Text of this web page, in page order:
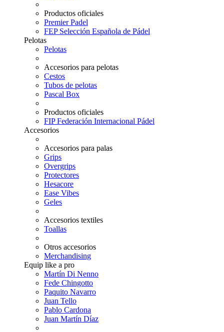
Productos oficiales
Premier Padel
FEP Selección Española de Pádel
Pelotas
Pelotas
Accesorios para pelotas
Cestos
Tubos de pelotas
Pascal Box
Productos oficiales
FIP Federación Internacional Pádel
Accesorios
Accesorios para palas
Grips
Overgrips
Protectores
Hesacore
Ease Vibes
Geles
Accesorios textiles
Toallas
Otros accesorios
Merchandising
Equip like a pro
Martín Di Nenno
Fede Chingotto
Paquito Navarro
Juan Tello
Pablo Cardona
Juan Martín Díaz